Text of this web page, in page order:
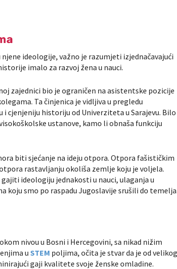
ideologije, važno je razumjeti izjednačavajući
imalo za razvoj žena u nauci.
zajednici bio je ograničen na asistentske pozicije
Ta činjenica je vidljiva u pregledu
historiju od Univerziteta u Sarajevu. Bilo
ustanove, kamo li obnaša funkciju
biti sjećanje na ideju otpora. Otpora fašističkim
rastavljanju okoliša zemlje koju je voljela.
ideologiju jednakosti u nauci, ulaganja u
koju smo po raspadu Jugoslavije srušili do
nivou u Bosni i Hercegovini, sa nikad nižim
uSTEM poljima, očita je stvar da je od
gaji kvalitete svoje ženske omladine.